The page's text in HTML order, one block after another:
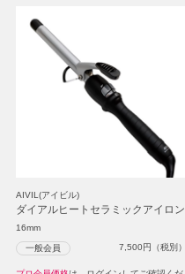
AIVIL(アイビル)
ダイアルヒートセラミックアイロン
16mm
一般会員 7,500円（税別）